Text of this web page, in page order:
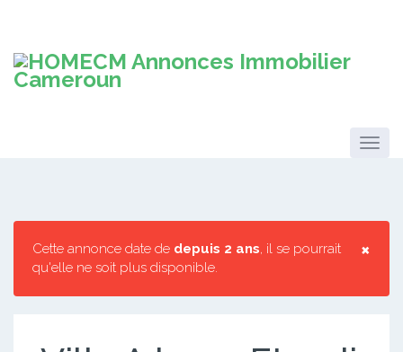
×
Cette annonce date de depuis 2 ans, il se pourrait
qu'elle ne soit plus disponible.